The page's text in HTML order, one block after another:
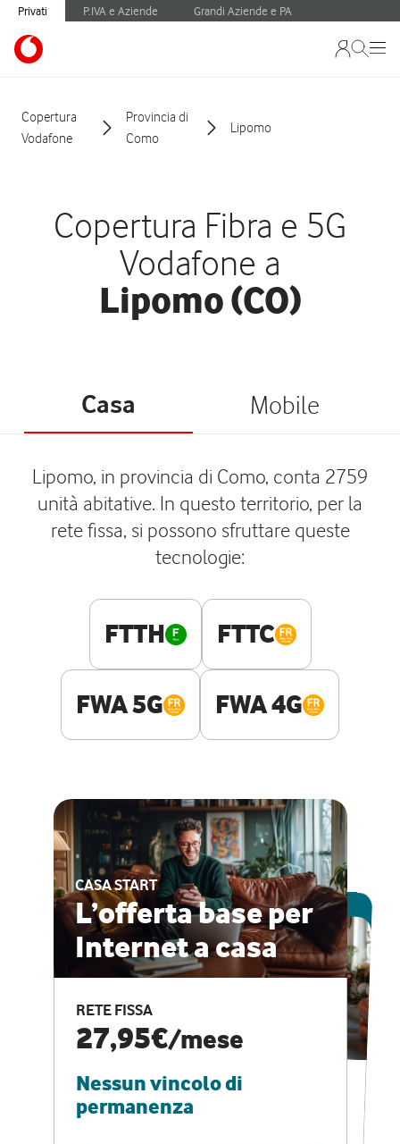
Privati P.IVA e Aziende Grandi Aziende e PA
Copertura
Vodafone
Provincia di
Como
Lipomo
Copertura Fibra e 5G
Vodafone a
Lipomo (CO)
Casa Mobile
Lipomo, in provincia di Como, conta 2759
unità abitative. In questo territorio, per la
rete fissa, si possono sfruttare queste
tecnologie:
FTTH FTTC
FWA 5G FWA 4G
CASA START
L’offerta base per
Internet a casa
RETE FISSA
27,95€/mese
Nessun vincolo di
permanenza
ESCLUSIVA ONLINE
CASA PRO
Internet veloce e
vantaggi speciali
RETE FISSA + VODAFONE CLUB
29,95€